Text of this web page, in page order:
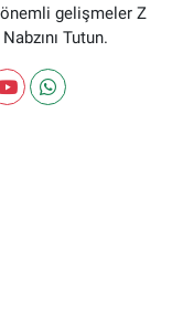
gelişmeler Z
Tutun.